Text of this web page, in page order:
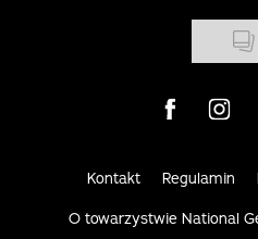
Visit us on
Visit
Kontakt Regulamin
O towarzystwie National